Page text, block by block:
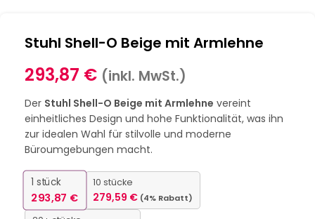
Stuhl Shell-O Beige mit Armlehne
293,87 € (inkl. MwSt.)
Der Stuhl Shell-O Beige mit Armlehne vereint
einheitliches Design und hohe Funktionalität, was ihn
zur idealen Wahl für stilvolle und moderne
Büroumgebungen macht.
1 stück
293,87 €
10 stücke
279,59 € (4% Rabatt)